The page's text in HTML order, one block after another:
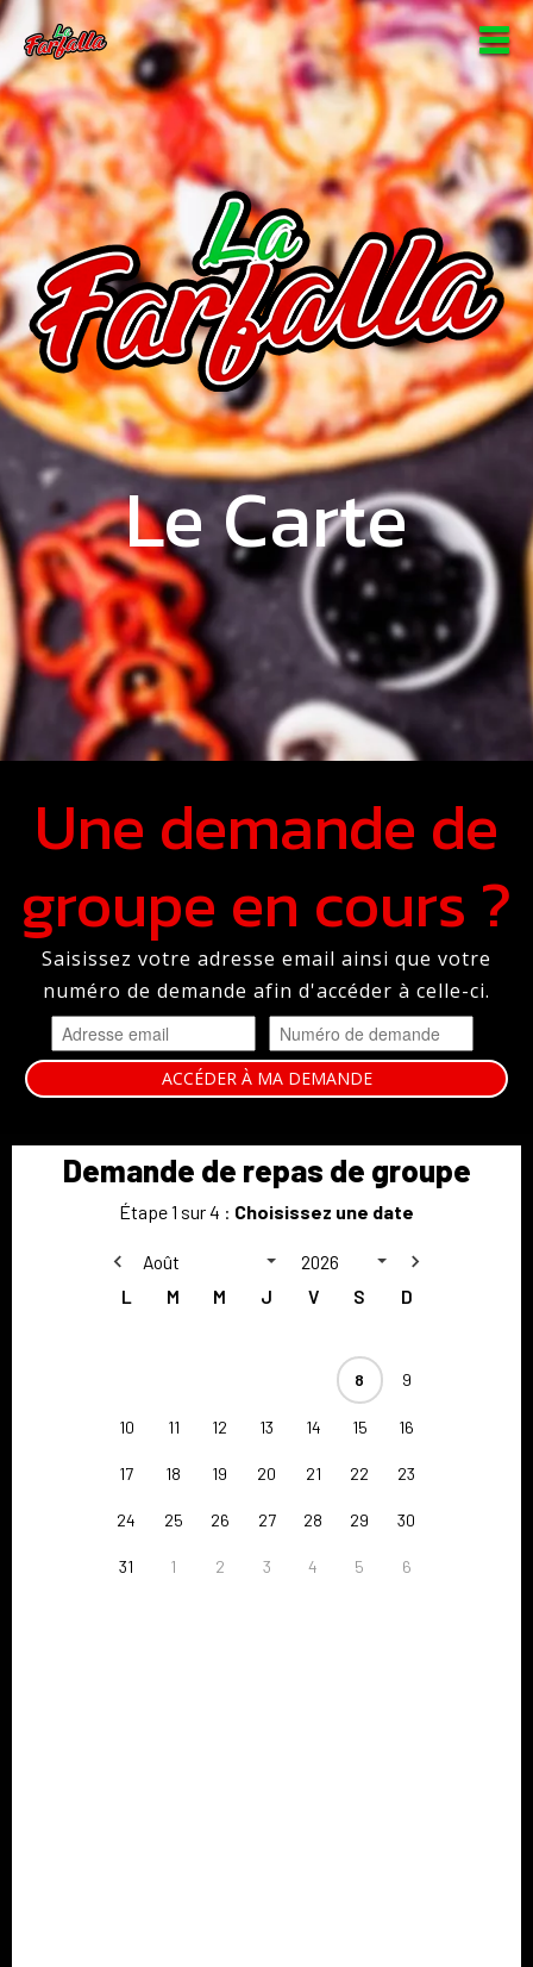
Le Carte
Une demande de
groupe en cours ?
Saisissez votre adresse email ainsi que votre
numéro de demande afin d'accéder à celle-ci.
ACCÉDER À MA DEMANDE